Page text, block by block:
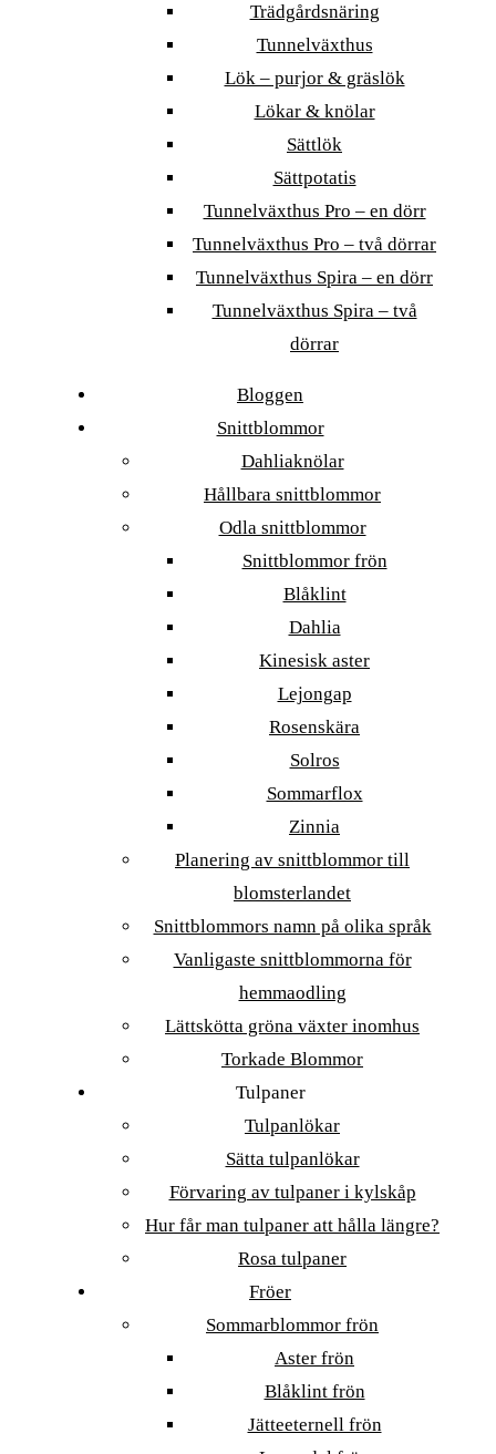
Trädgårdsnäring
Tunnelväxthus
Lök – purjor & gräslök
Lökar & knölar
Sättlök
Sättpotatis
Tunnelväxthus Pro – en dörr
Tunnelväxthus Pro – två dörrar
Tunnelväxthus Spira – en dörr
Tunnelväxthus Spira – två
dörrar
Bloggen
Snittblommor
Dahliaknölar
Hållbara snittblommor
Odla snittblommor
Snittblommor frön
Blåklint
Dahlia
Kinesisk aster
Lejongap
Rosenskära
Solros
Sommarflox
Zinnia
Planering av snittblommor till
blomsterlandet
Snittblommors namn på olika språk
Vanligaste snittblommorna för
hemmaodling
Lättskötta gröna växter inomhus
Torkade Blommor
Tulpaner
Tulpanlökar
Sätta tulpanlökar
Förvaring av tulpaner i kylskåp
Hur får man tulpaner att hålla längre?
Rosa tulpaner
Fröer
Sommarblommor frön
Aster frön
Blåklint frön
Jätteeternell frön